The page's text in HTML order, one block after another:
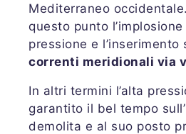
Mediterraneo
questo punto l’implosione
pressione e l’inserimento
correnti meridionali via
In altri termini l’alta
garantito il bel tempo
demolita e al suo posto